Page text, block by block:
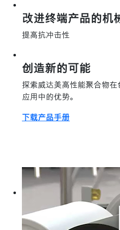
改进终端产品的机
提高抗冲击性
创造新的可能
探索威达美高性能聚合物
应用中的优势。
下载产品手册